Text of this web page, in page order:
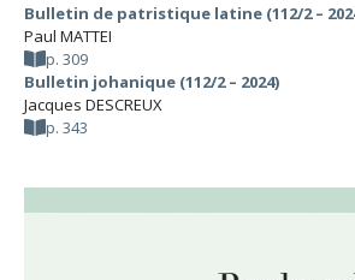
Bulletin de patristique latine (112/2 –
Paul MATTEI
p. 309
Bulletin johanique (112/2 – 2024)
Jacques DESCREUX
p. 343